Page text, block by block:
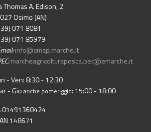
Thomas A. Edison, 2
Osimo (AN)
071 8081
071 85979
info@amap.marche.it
marcheagricolturapesca.pec@emarche.it
- Ven: 8:30 - 12:30
- Gio anche pomeriggio: 15:00 - 18:00
01491360424
148671